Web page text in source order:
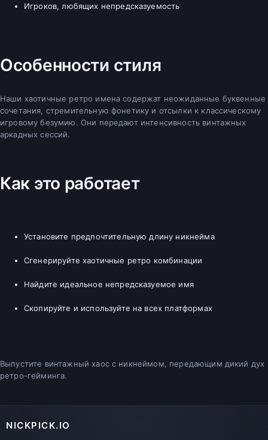
Игроков, любящих непредсказуемость
Особенности стиля
Наши хаотичные ретро имена содержат неожиданные буквенные
сочетания, стремительную фонетику и отсылки к классическому
игровому безумию. Они передают интенсивность винтажных
аркадных сессий.
Как это работает
Установите предпочтительную длину никнейма
Сгенерируйте хаотичные ретро комбинации
Найдите идеальное непредсказуемое имя
Скопируйте и используйте на всех платформах
Выпустите винтажный хаос с никнеймом, передающим дикий дух
ретро-гейминга.
NICKPICK.IO